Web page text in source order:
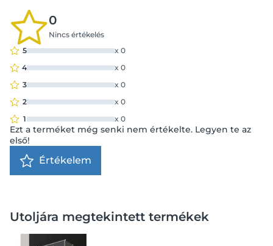
0
Nincs értékelés
5
x 0
4
x 0
3
x 0
2
x 0
1
x 0
Ezt a terméket még senki nem értékelte. Legyen te az
első!
Értékelem
Utoljára megtekintett termékek